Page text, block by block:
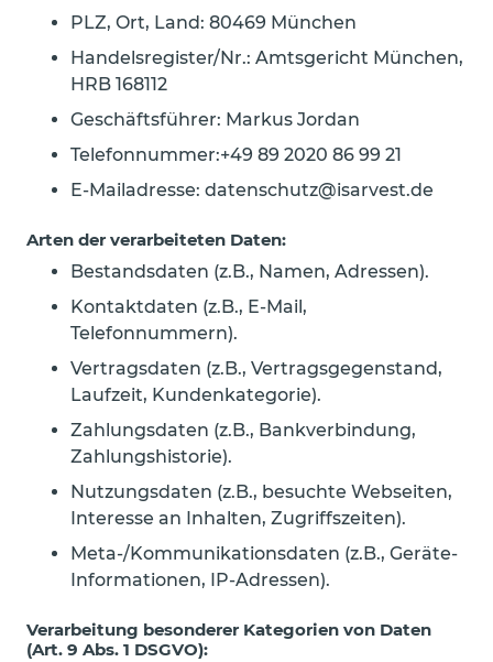
PLZ, Ort, Land: 80469 München
Handelsregister/Nr.: Amtsgericht München,
HRB 168112
Geschäftsführer: Markus Jordan
Telefonnummer:+49 89 2020 86 99 21
E-Mailadresse: datenschutz@isarvest.de
Arten der verarbeiteten Daten:
Bestandsdaten (z.B., Namen, Adressen).
Kontaktdaten (z.B., E-Mail,
Telefonnummern).
Vertragsdaten (z.B., Vertragsgegenstand,
Laufzeit, Kundenkategorie).
Zahlungsdaten (z.B., Bankverbindung,
Zahlungshistorie).
Nutzungsdaten (z.B., besuchte Webseiten,
Interesse an Inhalten, Zugriffszeiten).
Meta-/Kommunikationsdaten (z.B., Geräte-
Informationen, IP-Adressen).
Verarbeitung besonderer Kategorien von Daten
(Art. 9 Abs. 1 DSGVO):